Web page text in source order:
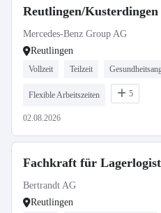
Reutlingen/
2026
Mercedes-Benz Group AG
Reutlingen
Vollzeit Teilzeit
Flexible Arbeitszeiten 5
02.08.2026
Fachkraft für
Bertrandt AG
Reutlingen